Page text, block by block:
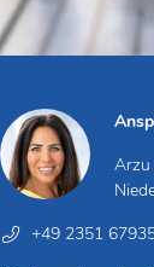
+49 2351